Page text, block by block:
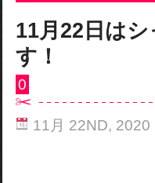
11月22日は
す！
0
11月 22ND, 2020